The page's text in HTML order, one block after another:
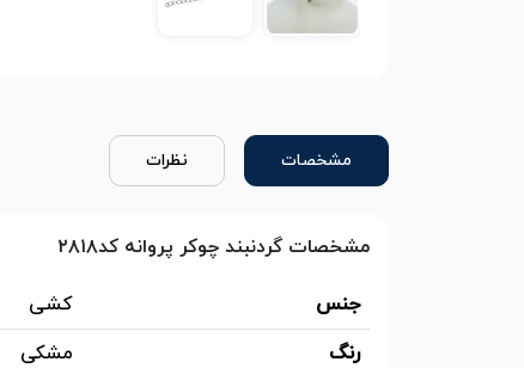
مشخصات نظرات
مشخصات گردنبند چوکر پروانه کد۲۸۱۸
جنس
کشی
رنگ
مشکی